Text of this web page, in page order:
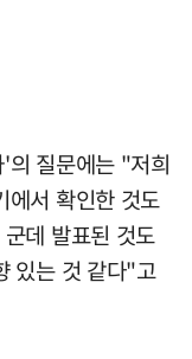
의 질문에는 "저희
에서 확인한 것도
데 발표된 것도
있는 것 같다"고